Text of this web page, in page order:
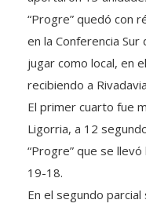
“Progre” quedó con
en la Conferencia
jugar como local, en
recibiendo a
El primer cuarto fue
Ligorria, a 12
“Progre” que se
19-18.
En el segundo